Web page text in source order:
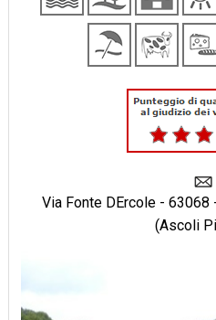
Via Fonte DErcole -
(Ascoli